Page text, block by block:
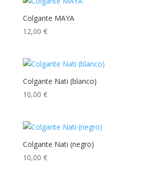
Colgante MAYA
12,00 €
Colgante Nati (blanco)
10,00 €
Colgante Nati (negro)
10,00 €